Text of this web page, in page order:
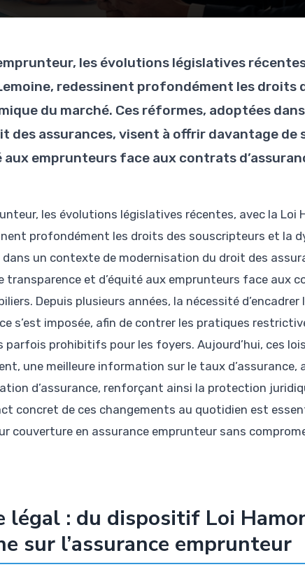
les évolutions législatives
redessinent profondément les droits
du marché. Ces réformes, adoptées
des assurances, visent à offrir davantage de
aux emprunteurs face aux contrats
les évolutions législatives récentes, avec la Loi
profondément les droits des souscripteurs et la
un contexte de modernisation du droit des
transparence et d’équité aux emprunteurs face aux
Depuis plusieurs années, la nécessité
s’est imposée, afin de contrer les pratiques
prohibitifs pour les foyers. Aujourd’hui, ces
une meilleure information sur le taux d’assurance,
d’assurance, renforçant ainsi la protection
concret de ces changements au quotidien est
couverture en assurance emprunteur sans
légal : du dispositif Loi
sur l’assurance emprunteur